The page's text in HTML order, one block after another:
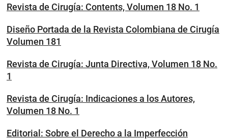
Revista de Cirugía: Contents, Volumen 18 No. 1
Diseño Portada de la Revista Colombiana de Cirugía
Volumen 181
Revista de Cirugía: Junta Directiva, Volumen 18 No.
1
Revista de Cirugía: Indicaciones a los Autores,
Volumen 18 No. 1
Editorial: Sobre el Derecho a la Imperfección